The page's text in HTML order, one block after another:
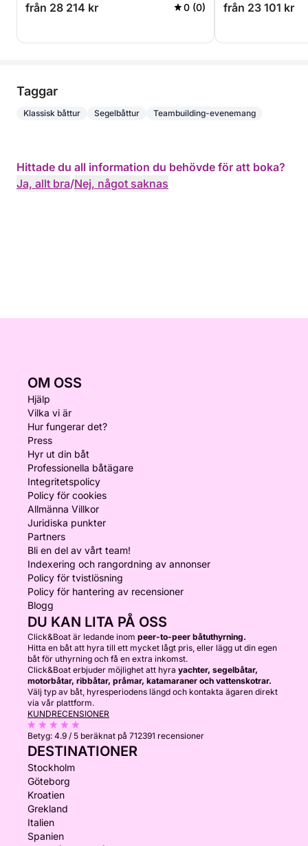
från 28 214 kr 0 (0) från 23 101 kr
Taggar
Klassisk båttur Segelbåttur Teambuilding-evenemang
Hittade du all information du behövde för att boka?
Ja, allt bra/Nej, något saknas
OM OSS
Hjälp
Vilka vi är
Hur fungerar det?
Press
Hyr ut din båt
Professionella båtägare
Integritetspolicy
Policy för cookies
Allmänna Villkor
Juridiska punkter
Partners
Bli en del av vårt team!
Indexering och rangordning av annonser
Policy för tvistlösning
Policy för hantering av recensioner
Blogg
DU KAN LITA PÅ OSS
Click&Boat är ledande inom peer-to-peer båtuthyrning.
Hitta en båt att hyra till ett mycket lågt pris, eller lägg ut din egen
båt för uthyrning och få en extra inkomst.
Click&Boat erbjuder möjlighet att hyra yachter, segelbåtar,
motorbåtar, ribbåtar, pråmar, katamaraner och vattenskotrar.
Välj typ av båt, hyresperiodens längd och kontakta ägaren direkt
via vår plattform.
KUNDRECENSIONER
Betyg: 4.9 / 5 beräknat på 712391 recensioner
DESTINATIONER
Stockholm
Göteborg
Kroatien
Grekland
Italien
Spanien